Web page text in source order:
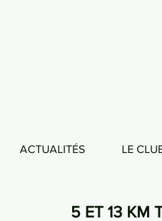
ACTUALITÉS LE
5 ET 13 KM